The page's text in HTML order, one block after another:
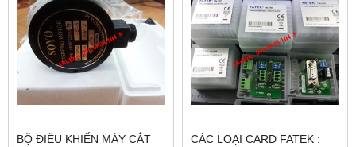
BỘ ĐIỀU KHIỂN MÁY CẮT
CÁC LOẠI CARD FATEK :